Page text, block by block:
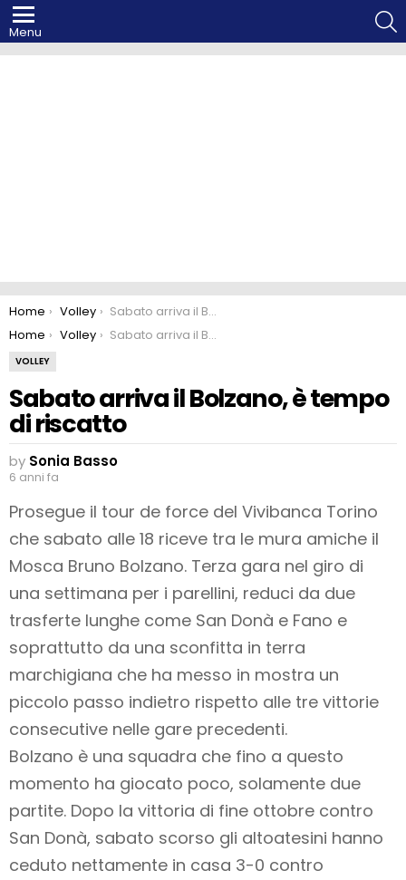
Menu
You are here:
Home Volley
Sabato arriva il Bolzano, è tempo di riscatto
You are here:
Home Volley Sabato arriva il Bolzano, è tempo di riscatto
VOLLEY
Sabato arriva il Bolzano, è tempo
di riscatto
by Sonia Basso
6 anni fa
Prosegue il tour de force del Vivibanca Torino
che sabato alle 18 riceve tra le mura amiche il
Mosca Bruno Bolzano. Terza gara nel giro di
una settimana per i parellini, reduci da due
trasferte lunghe come San Donà e Fano e
soprattutto da una sconfitta in terra
marchigiana che ha messo in mostra un
piccolo passo indietro rispetto alle tre vittorie
consecutive nelle gare precedenti.
Bolzano è una squadra che fino a questo
momento ha giocato poco, solamente due
partite. Dopo la vittoria di fine ottobre contro
San Donà, sabato scorso gli altoatesini hanno
ceduto nettamente in casa 3-0 contro